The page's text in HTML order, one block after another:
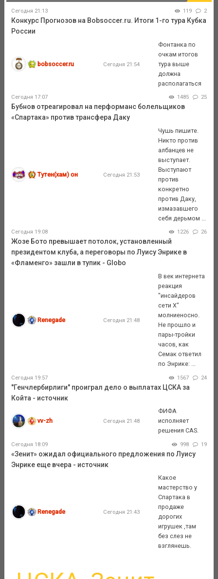
Сегодня 21:13 119 2
Конкурс Прогнозов на Bobsoccer.ru. Итоги 1-го тура Кубка
России
bobsoccer.ru Сегодня 21:54
Фонтанка по
очкам итогов
тура выше
должна
располагаться
Сегодня 17:07 1485 25
Бубнов отреагировал на перформанс болельщиков
«Спартака» против трансфера Даку
Тутен(хам) он Сегодня 21:53
Чушь пишите.
Никто против
албанцев не
выступает.
Выступают
против
конкретно
против Даку,
измазавшего
себя дерьмом ...
Сегодня 19:08 1226 26
Жозе Бото превышает потолок, установленный
президентом клуба, а переговоры по Луису Энрике в
«Фламенго» зашли в тупик - Globo
Renegade Сегодня 21:48
В век интернета
реакция
"инсайдеров
сети Х"
молниеносно.
Не прошло и
пары-тройки
часов, как
Семак ответил
по Энрике: ...
Сегодня 19:57 1567 24
"Генчлербирлиги" проиграл дело о выплатах ЦСКА за
Койта - источник
vv-zh Сегодня 21:48
ФИФА
исполняет
решения CAS.
Сегодня 18:09 998 19
«Зенит» ожидал официального предложения по Луису
Энрике еще вчера - источник
Renegade Сегодня 21:43
Какое
мастерство у
Спартака в
продаже
дорогих
игрушек ,там
без слез не
взглянешь.